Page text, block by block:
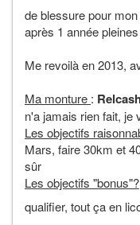
de blessure pour
après 1 année
Me revoilà en 2013,
Ma monture :
n'a jamais rien fait, je
Les objectifs
Mars, faire 30km et
sûr
Les objectifs "bonus"?
qualifier, tout ça en